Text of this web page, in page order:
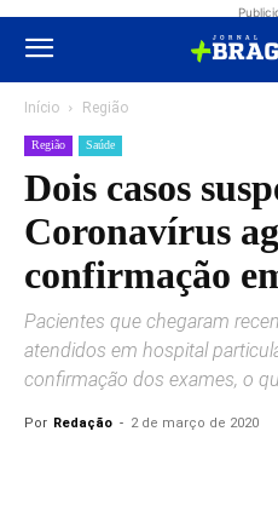
Início Região
Região Saúde
Dois casos
Coronavírus
confirmação
Pacientes que chegaram
atendidos em hospital
confirmação dos exames, o
Por Redação - 2 de março de 2020